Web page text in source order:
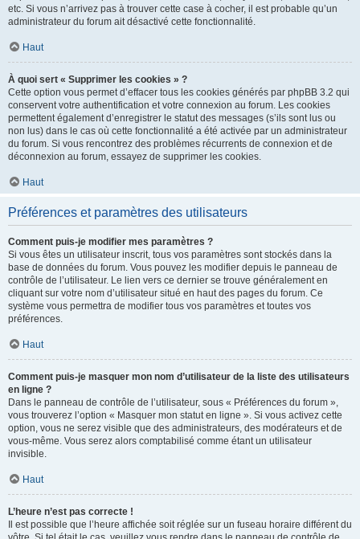
etc. Si vous n’arrivez pas à trouver cette case à cocher, il est probable qu’un
administrateur du forum ait désactivé cette fonctionnalité.
Haut
À quoi sert « Supprimer les cookies » ?
Cette option vous permet d’effacer tous les cookies générés par phpBB 3.2 qui
conservent votre authentification et votre connexion au forum. Les cookies
permettent également d’enregistrer le statut des messages (s’ils sont lus ou
non lus) dans le cas où cette fonctionnalité a été activée par un administrateur
du forum. Si vous rencontrez des problèmes récurrents de connexion et de
déconnexion au forum, essayez de supprimer les cookies.
Haut
Préférences et paramètres des utilisateurs
Comment puis-je modifier mes paramètres ?
Si vous êtes un utilisateur inscrit, tous vos paramètres sont stockés dans la
base de données du forum. Vous pouvez les modifier depuis le panneau de
contrôle de l’utilisateur. Le lien vers ce dernier se trouve généralement en
cliquant sur votre nom d’utilisateur situé en haut des pages du forum. Ce
système vous permettra de modifier tous vos paramètres et toutes vos
préférences.
Haut
Comment puis-je masquer mon nom d’utilisateur de la liste des utilisateurs
en ligne ?
Dans le panneau de contrôle de l’utilisateur, sous « Préférences du forum »,
vous trouverez l’option « Masquer mon statut en ligne ». Si vous activez cette
option, vous ne serez visible que des administrateurs, des modérateurs et de
vous-même. Vous serez alors comptabilisé comme étant un utilisateur
invisible.
Haut
L’heure n’est pas correcte !
Il est possible que l’heure affichée soit réglée sur un fuseau horaire différent du